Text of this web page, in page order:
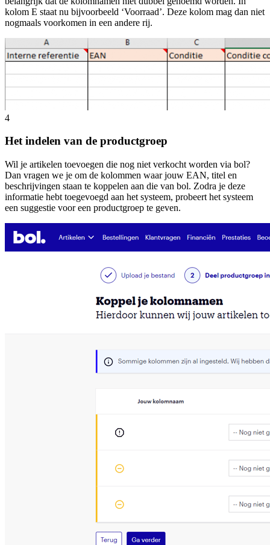
kolom E staat nu bijvoorbeeld ‘Voorraad’. Deze kolom mag dan niet
nogmaals voorkomen in een andere rij.
4
Het indelen van de productgroep
Wil je artikelen toevoegen die nog niet verkocht worden via bol?
Dan vragen we je om de kolommen waar jouw EAN, titel en
beschrijvingen staan te koppelen aan die van bol. Zodra je deze
informatie hebt toegevoegd aan het systeem, probeert het systeem
een suggestie voor een productgroep te geven.